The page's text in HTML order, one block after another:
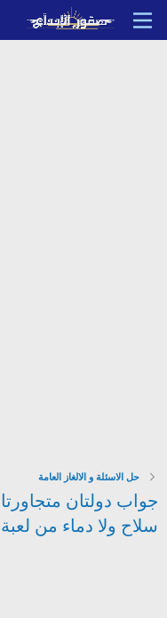
حل الاسئلة و الالغاز العامة
جواب دولتان
سلاح ولا دماء من